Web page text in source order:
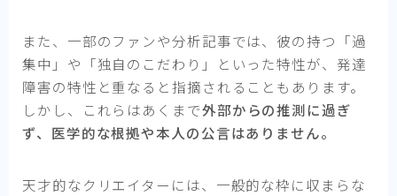
また、一部のファンや分析記事では、彼の持つ「過
集中」や「独自のこだわり」といった特性が、発達
障害の特性と重なると指摘されることもあります。
しかし、これらはあくまで外部からの推測に過ぎ
ず、医学的な根拠や本人の公言はありません。
天才的なクリエイターには、一般的な枠に収まらな